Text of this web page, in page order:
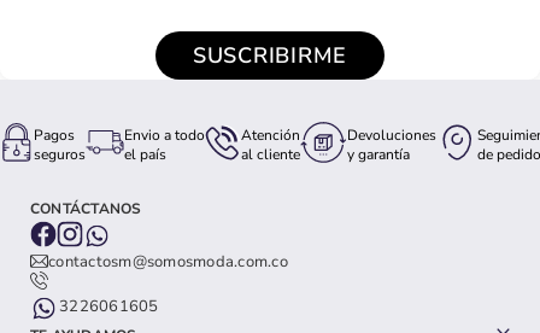
SUSCRIBIRME
Pagos
seguros
Envio a todo
el país
Atención
al cliente
Devoluciones
y garantía
de pedido
CONTÁCTANOS
contactosm@somosmoda.com.co
3226061605